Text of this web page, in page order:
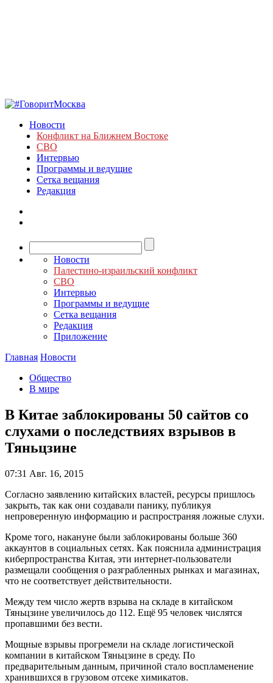
Новости
Конфликт на Ближнем Востоке
СВО
Интервью
Программы и ведущие
Сетка вещания
Редакция
Новости
Палестино-израильский конфликт
СВО
Интервью
Программы и ведущие
Сетка вещания
Редакция
Приложение
Главная Новости
Общество
В мире
В Китае заблокированы 50 сайтов со
слухами о последствиях взрывов в
Тяньцзине
07:31 Авг. 16, 2015
Согласно заявлению китайских властей, ресурсы пришлось
закрыть, так как они создавали панику, публикуя
непроверенную информацию и распространяя ложные слухи.
Кроме того, накануне были заблокированы больше 360
аккаунтов в социальных сетях. Как пояснила администрация
киберпространства Китая, эти интернет-пользователи
размещали сообщения о разграбленных рынках и магазинах,
что не соответствует действительности.
Между тем число жертв взрыва на складе в китайском
Тяньцзине увеличилось до 112. Ещё 95 человек числятся
пропавшими без вести.
Мощные взрывы прогремели на складе логистической
компании в китайском Тяньцзине в среду. По
предварительным данным, причиной стало воспламенение
хранившихся в грузовом отсеке химикатов.